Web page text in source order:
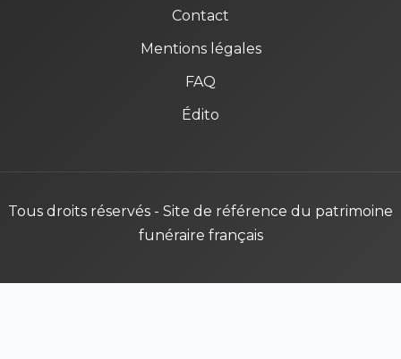
Contact
Mentions légales
FAQ
Édito
Tous droits réservés - Site de référence du patrimoine
funéraire français